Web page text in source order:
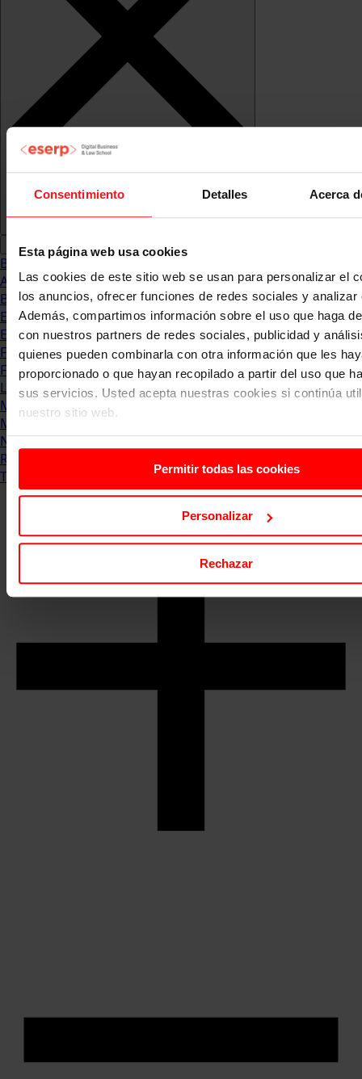
Consentimiento Detalles Acerca
Esta página web usa cookies
Las cookies de este sitio web se usan para personalizar el
los anuncios, ofrecer funciones de redes sociales y analizar
Además, compartimos información sobre el uso que haga
con nuestros partners de redes sociales, publicidad y
quienes pueden combinarla con otra información que les
proporcionado o que hayan recopilado a partir del uso que
sus servicios. Usted acepta nuestras cookies si continúa
nuestro sitio web.
Permitir todas las cookies
Personalizar
Rechazar
Blog
Abogacia
Business
Empleo & Emprendimiento
Empresas
Finanzas
Formación & Estudios
Luxury
Management
Marketing & Comunicación
Negocios
Recursos Humanos
Tecnología